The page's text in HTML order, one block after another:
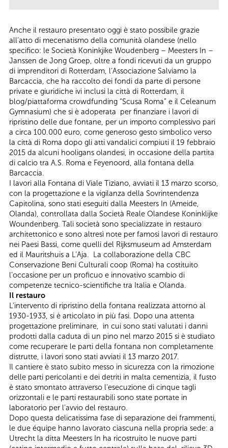
Anche il restauro presentato oggi è stato possibile grazie
all’atto di mecenatismo della comunità olandese (nello
specifico: le Società Koninkjike Woudenberg – Meesters In –
Janssen de Jong Groep, oltre a fondi ricevuti da un gruppo
di imprenditori di Rotterdam, l’Associazione Salviamo la
Barcaccia, che ha raccolto dei fondi da parte di persone
private e giuridiche ivi inclusi la città di Rotterdam, il
blog/piattaforma crowdfunding “Scusa Roma” e il Celeanum
Gymnasium) che si è adoperata per finanziare i lavori di
ripristino delle due fontane, per un importo complessivo pari
a circa 100.000 euro, come generoso gesto simbolico verso
la città di Roma dopo gli atti vandalici compiuti il 19 febbraio
2015 da alcuni hooligans olandesi, in occasione della partita
di calcio tra A.S. Roma e Feyenoord, alla fontana della
Barcaccia.
I lavori alla Fontana di Viale Tiziano, avviati il 13 marzo scorso,
con la progettazione e la vigilanza della Sovrintendenza
Capitolina, sono stati eseguiti dalla Meesters In (Ameide,
Olanda), controllata dalla Società Reale Olandese Koninklijke
Woundenberg. Tali società sono specializzate in restauro
architettonico e sono altresì note per famosi lavori di restauro
nei Paesi Bassi, come quelli del Rijksmuseum ad Amsterdam
ed il Mauritshuis a L’Aja. La collaborazione della CBC
Conservazione Beni Culturali coop (Roma) ha costituito
l’occasione per un proficuo e innovativo scambio di
competenze tecnico-scientifiche tra Italia e Olanda.
Il restauro
L’intervento di ripristino della fontana realizzata attorno al
1930-1933, si è articolato in più fasi. Dopo una attenta
progettazione preliminare, in cui sono stati valutati i danni
prodotti dalla caduta di un pino nel marzo 2015 si è studiato
come recuperare le parti della fontana non completamente
distrutte, i lavori sono stati avviati il 13 marzo 2017.
Il cantiere è stato subito messo in sicurezza con la rimozione
delle parti pericolanti e dei detriti in malta cementizia, il fusto
è stato smontato attraverso l’esecuzione di cinque tagli
orizzontali e le parti restaurabili sono state portate in
laboratorio per l’avvio del restauro.
Dopo questa delicatissima fase di separazione dei frammenti,
le due équipe hanno lavorato ciascuna nella propria sede: a
Utrecht la ditta Meesters In ha ricostruito le nuove parti